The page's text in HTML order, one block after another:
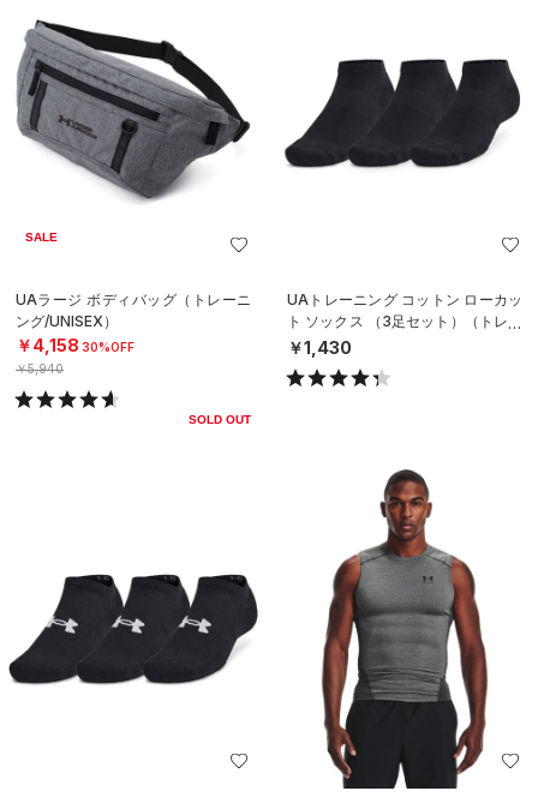
SALE
UAラージ ボディバッグ（トレーニ
ング/UNISEX）
￥4,158 30%OFF
￥5,940
SOLD OUT
UAトレーニング コットン ローカッ
ト ソックス （3足セット）（トレー
ニング/UNISEX）
￥1,430